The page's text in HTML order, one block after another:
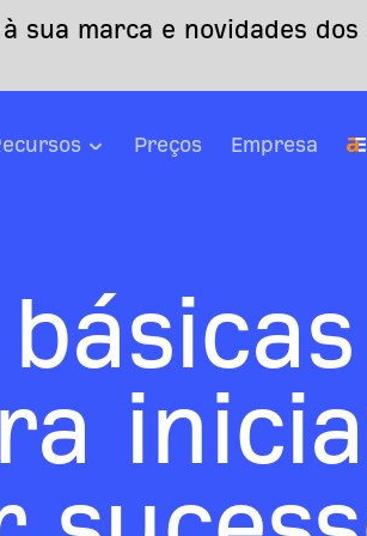
sua marca e novidades
Preços Empresa